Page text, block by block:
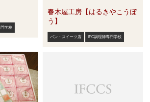
学校
春木屋工房【はるきやこうぼ
う】
パン・スイーツ店 IFC調理師専門学校